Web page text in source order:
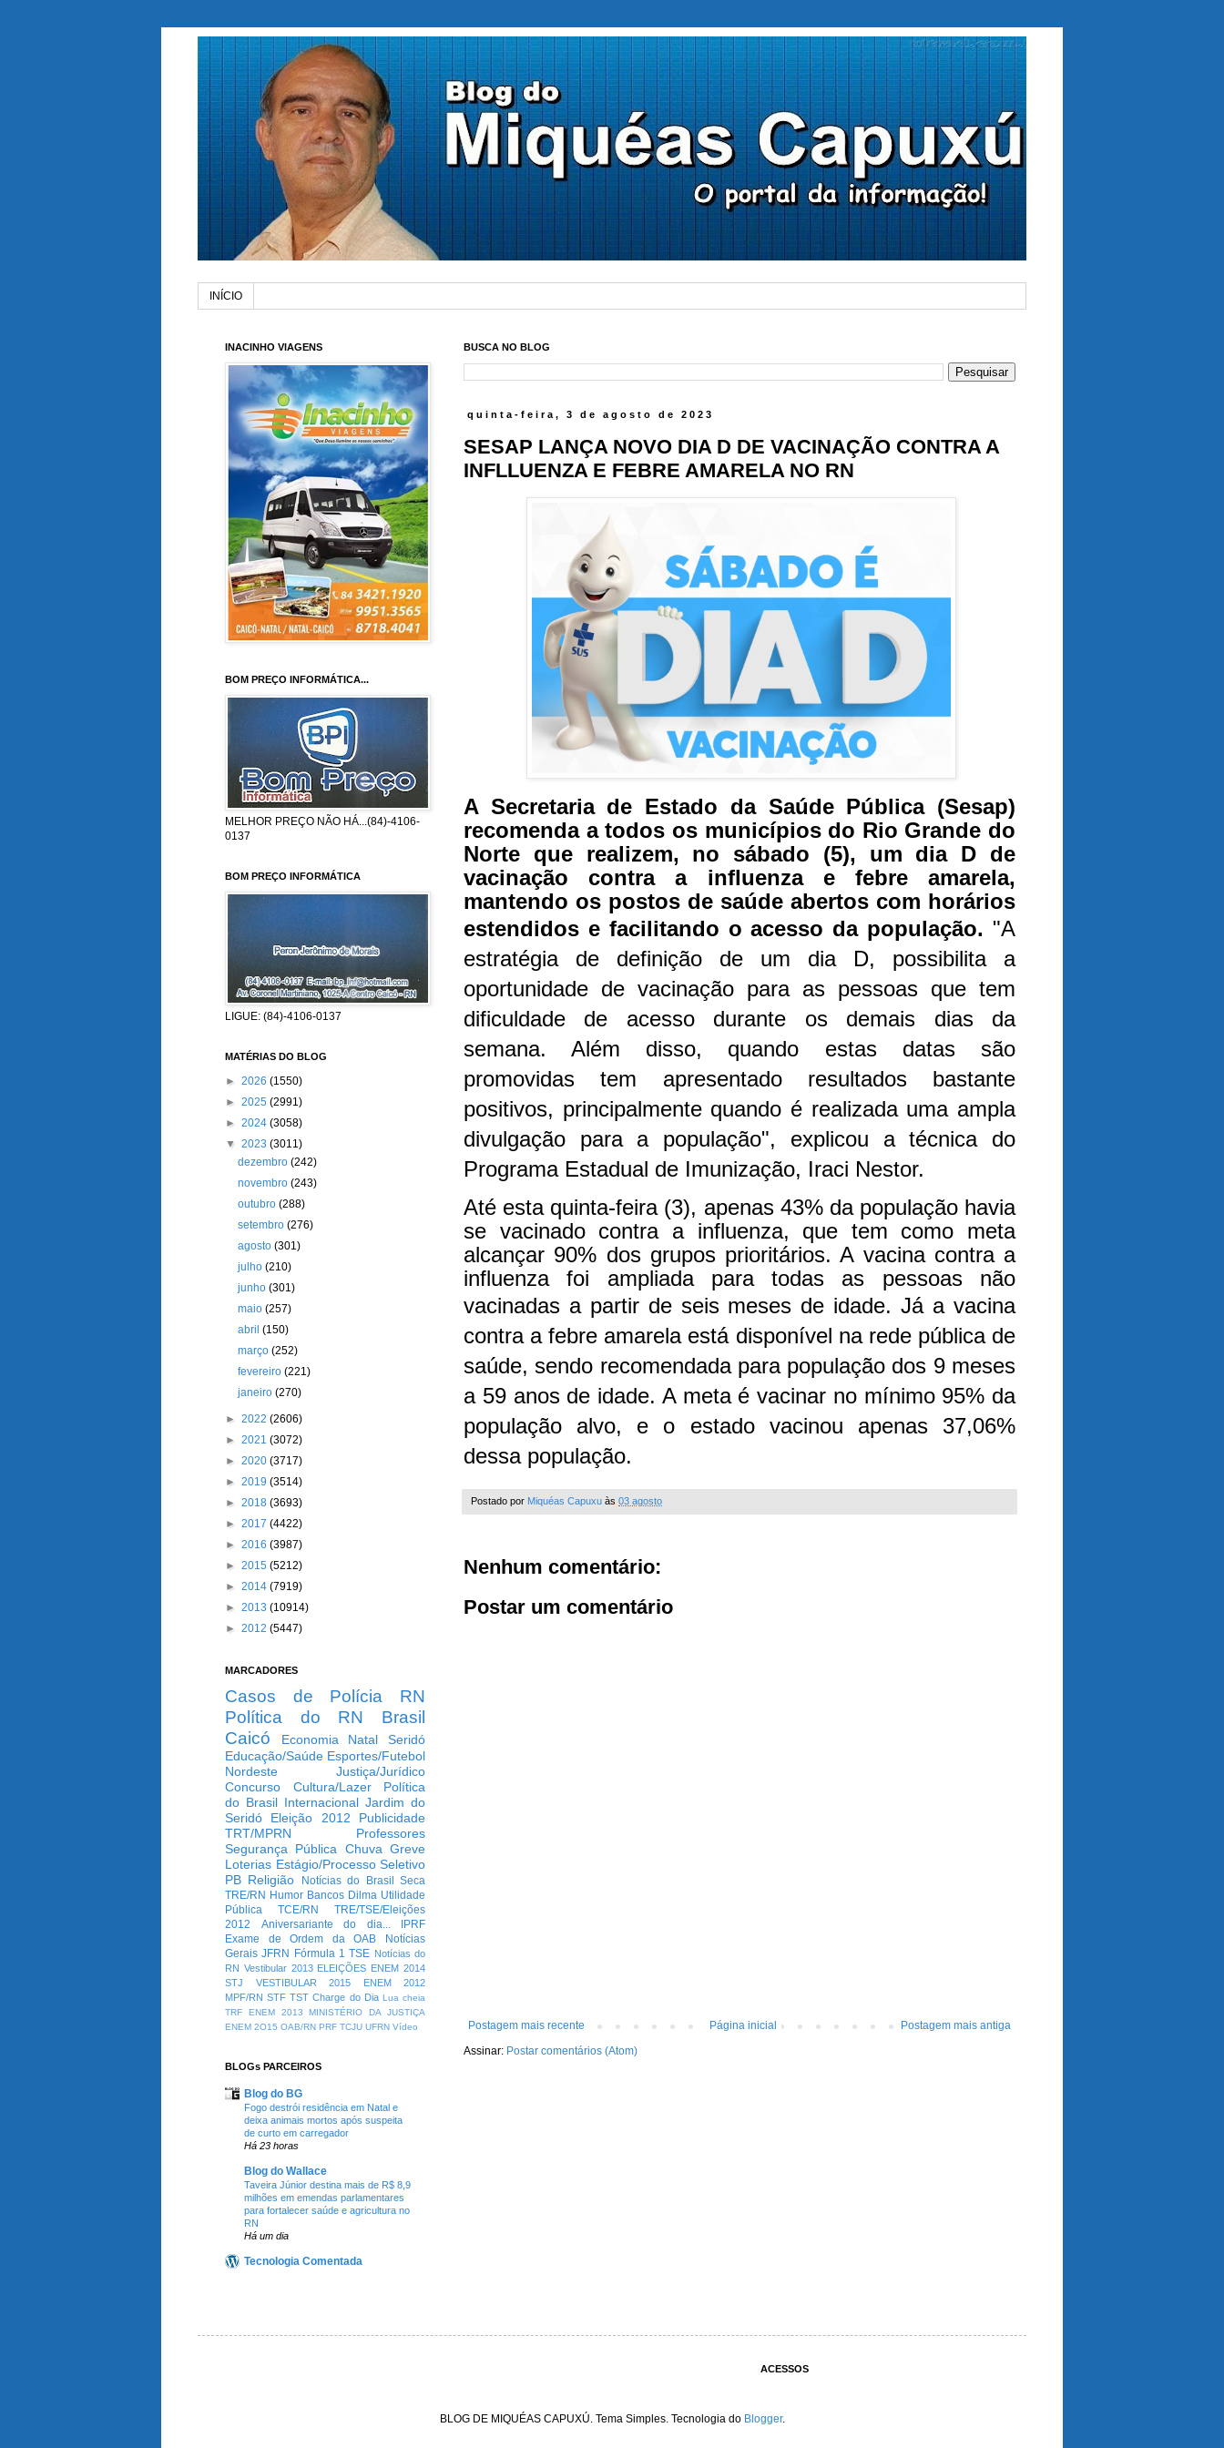
INÍCIO
BUSCA NO BLOG
quinta-feira, 3 de agosto de 2023
SESAP LANÇA NOVO DIA D DE VACINAÇÃO CONTRA A
INFLLUENZA E FEBRE AMARELA NO RN
A Secretaria de Estado da Saúde Pública (Sesap)
recomenda a todos os municípios do Rio Grande do
Norte que realizem, no sábado (5), um dia D de
vacinação contra a influenza e febre amarela,
mantendo os postos de saúde abertos com horários
estendidos e facilitando o acesso da população. "A
estratégia de definição de um dia D, possibilita a
oportunidade de vacinação para as pessoas que tem
dificuldade de acesso durante os demais dias da
semana. Além disso, quando estas datas são
promovidas tem apresentado resultados bastante
positivos, principalmente quando é realizada uma ampla
divulgação para a população", explicou a técnica do
Programa Estadual de Imunização, Iraci Nestor.
Até esta quinta-feira (3), apenas 43% da população havia
se vacinado contra a influenza, que tem como meta
alcançar 90% dos grupos prioritários. A vacina contra a
influenza foi ampliada para todas as pessoas não
vacinadas a partir de seis meses de idade.Já a vacina
contra a febre amarela está disponível na rede pública de
saúde, sendo recomendada para população dos 9 meses
a 59 anos de idade. A meta é vacinar no mínimo 95% da
população alvo, e o estado vacinou apenas 37,06%
dessa população.
Postado por Miquéas Capuxu às 03 agosto
Nenhum comentário:
Postar um comentário
Postagem mais recente Postagem mais antiga
Página inicial
Assinar: Postar comentários (Atom)
INACINHO VIAGENS
BOM PREÇO INFORMÁTICA...
MELHOR PREÇO NÃO HÁ...(84)-4106-
0137
BOM PREÇO INFORMÁTICA
LIGUE: (84)-4106-0137
MATÉRIAS DO BLOG
► 2026 (1550)
► 2025 (2991)
► 2024 (3058)
▼ 2023 (3011)
dezembro(242)
novembro(243)
outubro(288)
setembro(276)
agosto(301)
julho(210)
junho(301)
maio(257)
abril(150)
março(252)
fevereiro(221)
janeiro(270)
► 2022 (2606)
► 2021 (3072)
► 2020 (3717)
► 2019 (3514)
► 2018 (3693)
► 2017 (4422)
► 2016 (3987)
► 2015 (5212)
► 2014 (7919)
► 2013 (10914)
► 2012 (5447)
MARCADORES
Casos de Polícia
RN
Política do RN
Brasil
Caicó
Economia Natal
Seridó
Educação/Saúde Esportes/Futebol
Nordeste
Justiça/Jurídico
Concurso
Cultura/Lazer
Política
do Brasil Internacional Jardim do
Seridó
Eleição 2012
Publicidade
TRT/MPRN
Professores
Segurança Pública Chuva Greve
Loterias Estágio/Processo Seletivo
PB Religião Notícias do Brasil
Seca
TRE/RN Humor Bancos Dilma Utilidade
Pública
TCE/RN
TRE/TSE/Eleições
2012
Aniversariante do dia...
IPRF
Exame de Ordem da OAB
Notícias
Gerais JFRN Fórmula 1 TSE Notícias do
RN Vestibular 2013 ELEIÇÕES ENEM 2014
STJ
VESTIBULAR 2015
ENEM 2012
MPF/RN STF TST Charge do Dia Lua cheia
TRF
ENEM 2013
MINISTÉRIO DA JUSTIÇA
ENEM 2O15 OAB/RN PRF TCJU UFRN Vídeo
BLOGs PARCEIROS
Blog do BG
Fogo destrói residência em Natal e
deixa animais mortos após suspeita
de curto em carregador
Há 23 horas
Blog do Wallace
Taveira Júnior destina mais de R$ 8,9
milhões em emendas parlamentares
para fortalecer saúde e agricultura no
RN
Há um dia
Tecnologia Comentada
ACESSOS
BLOG DE MIQUÉAS CAPUXÚ. Tema Simples. Tecnologia do Blogger.